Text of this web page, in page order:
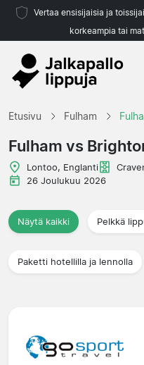
Vertaa ensisijaisia ja
korkeampia tai
Etusivu Fulham
Fulham vs
Lontoo, Englanti
26 Joulukuu 2026
Näytä kaikki Pelkkä
Paketti hotellilla ja lennolla